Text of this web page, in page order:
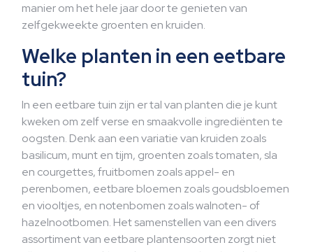
manier om het hele jaar door te genieten van
zelfgekweekte groenten en kruiden.
Welke planten in een eetbare
tuin?
In een eetbare tuin zijn er tal van planten die je kunt
kweken om zelf verse en smaakvolle ingrediënten te
oogsten. Denk aan een variatie van kruiden zoals
basilicum, munt en tijm, groenten zoals tomaten, sla
en courgettes, fruitbomen zoals appel- en
perenbomen, eetbare bloemen zoals goudsbloemen
en viooltjes, en notenbomen zoals walnoten- of
hazelnootbomen. Het samenstellen van een divers
assortiment van eetbare plantensoorten zorgt niet